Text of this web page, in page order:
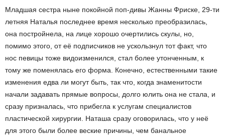
Младшая сестра ныне покойной поп-дивы Жанны Фриске, 29-ти
летняя Наталья последнее время несколько преобразилась,
она постройнела, на лице хорошо очертились скулы, но,
помимо этого, от её подписчиков не ускользнул тот факт, что
нос певицы тоже видоизменился, стал более утонченным, к
тому же поменялась его форма. Конечно, естественными такие
изменения едва ли могут быть, так что, когда знаменитости
начали задавать прямые вопросы, долго юлить она не стала, и
сразу призналась, что прибегла к услугам специалистов
пластической хирургии. Наташа сразу оговорилась, что у неё
для этого были более веские причины, чем банальное